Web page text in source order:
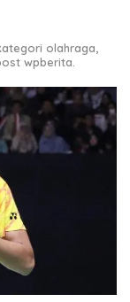
olahraga,
wpberita.